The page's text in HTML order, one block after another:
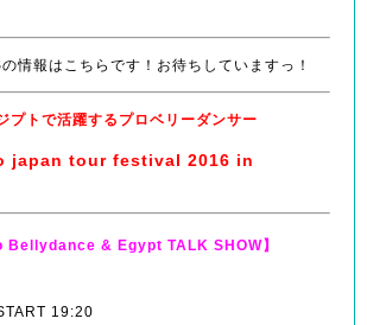
情報はこちらです！お待ちしていますっ！
トで活躍するプロベリーダンサー
japan tour festival 2016 in
Bellydance & Egypt TALK SHOW】
19:20